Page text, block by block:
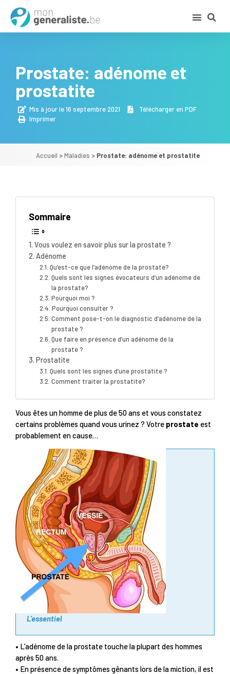
Prostate: adénome et
prostatite
Mis à jour le 16 septembre 2021
Télécharger en PDF
Imprimer
Accueil >Maladies > Prostate: adénome et prostatite
Sommaire
Vous voulez en savoir plus sur la prostate ?
Adénome
Qu’est-ce que l’adénome de la prostate?
Quels sont les signes évocateurs d’un adénome de
la prostate?
Pourquoi moi ?
Pourquoi consulter ?
Comment pose-t-on le diagnostic d’adénome de la
prostate ?
Que faire en présence d’un adénome de la
prostate ?
Prostatite
Quels sont les signes d’une prostatite ?
Comment traiter la prostatite?
Vous êtes un homme de plus de 50 ans et vous constatez
certains problèmes quand vous urinez ? Votre prostate est
probablement en cause…
L’essentiel
• L’adénome de la prostate touche la plupart des hommes
après 50 ans.
• En présence de symptômes gênants lors de la miction, il est